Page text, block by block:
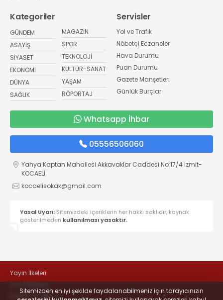
Kategoriler
GÜNDEM
ASAYİŞ
SİYASET
EKONOMİ
DÜNYA
SAĞLIK
MAGAZİN
SPOR
TEKNOLOJİ
KÜLTÜR-SANAT
YAŞAM
RÖPORTAJ
Servisler
Yol ve Trafik
Nöbetçi Eczaneler
Hava Durumu
Puan Durumu
Gazete Manşetleri
Günlük Burçlar
Whatsapp İhbar
05556506060
Yahya Kaptan Mahallesi Akkavaklar Caddesi No:17/4 İzmit-
KOCAELİ
kocaelisokak@gmail.com
Yasal Uyarı: Sitemizdeki içeriklerin her hakkı saklıdır, kaynak
gösterilmeden kullanılması yasaktır.
Yayın İlkeleri
Veri Politikası
Kullanım Şartları
Sitemizden en iyi şekilde faydalanabilmeniz için tarayıcınızın